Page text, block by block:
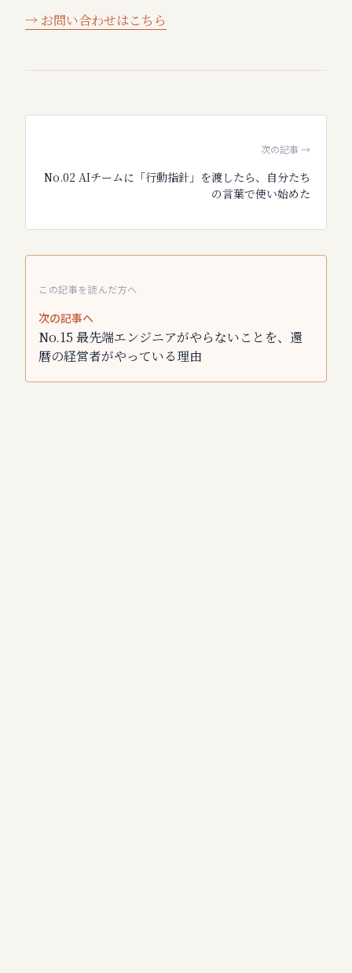
→ お問い合わせはこちら
次の記事 →
No.02 AIチームに「行動指針」を渡したら、自分たち
の言葉で使い始めた
この記事を読んだ方へ
次の記事へ
No.15 最先端エンジニアがやらないことを、還
暦の経営者がやっている理由